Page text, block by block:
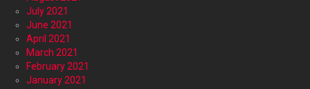
July 2021
June 2021
April 2021
March 2021
February 2021
January 2021